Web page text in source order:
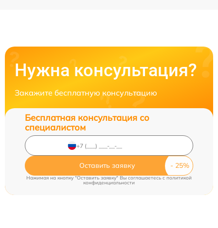
Нужна консультация?
Закажите бесплатную консультацию
Бесплатная консультация со
специалистом
Оставить заявку
Нажимая на кнопку "Оставить заявку" Вы соглашаетесь c политикой
конфиденциальности